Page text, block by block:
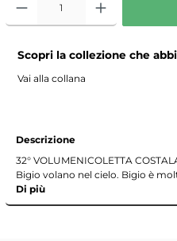
Scopri la collezione che
Vai alla collana
Descrizione
32° VOLUMENICOLETTA
Bigio volano nel cielo. Bigio è
Di più